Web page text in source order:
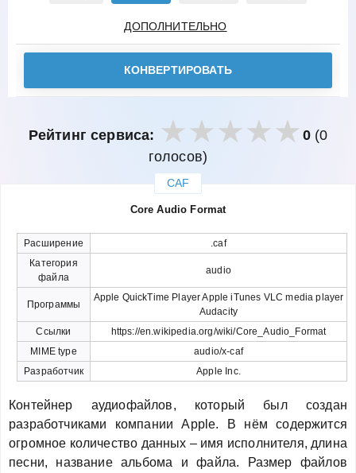
ДОПОЛНИТЕЛЬНО
КОНВЕРТИРОВАТЬ
Рейтинг сервиса: 0(0
голосов)
CAF
Core Audio Format
Расширение
.caf
Категория
файла
audio
Программы
Apple QuickTime Player Apple iTunes VLC media player
Audacity
Ссылки
https://en.wikipedia.org/wiki/Core_Audio_Format
MIME type
audio/x-caf
Разработчик
Apple Inc.
Контейнер аудиофайлов, который был создан
разработчиками компании Apple. В нём содержится
огромное количество данных – имя исполнителя, длина
песни, название альбома и файла. Размер файлов